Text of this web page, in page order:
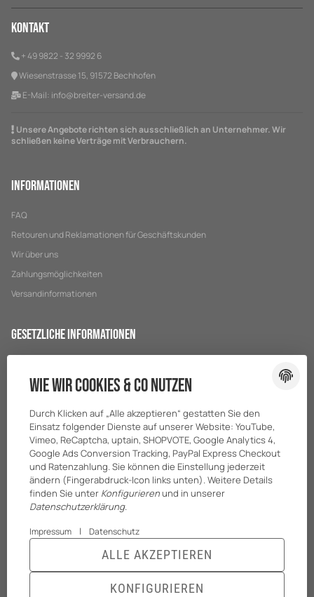
Kontakt
+ 49 9822 - 32 9992 6
Wiesenstrasse 15, 91572 Bechhofen
E-Mail: info@breiter-versand.de
Unsere Angebote richten sich ausschließlich an Unternehmer. Wir
schließen keine Verträge mit Verbrauchern.
Informationen
FAQ
Retouren und Reklamationen für Geschäftskunden
Wir über uns
Zahlungsmöglichkeiten
Versandinformationen
Gesetzliche Informationen
Impressum
Batteriegesetzhinweise
Wie wir Cookies & Co nutzen
Durch Klicken auf „Alle akzeptieren“ gestatten Sie den
Einsatz folgender Dienste auf unserer Website: YouTube,
Vimeo, ReCaptcha, uptain, SHOPVOTE, Google Analytics 4,
Google Ads Conversion Tracking, PayPal Express Checkout
und Ratenzahlung. Sie können die Einstellung jederzeit
ändern (Fingerabdruck-Icon links unten). Weitere Details
finden Sie unter Konfigurierenund in unserer
Datenschutzerklärung.
Impressum | Datenschutz
KONFIGURIEREN
ALLE AKZEPTIEREN